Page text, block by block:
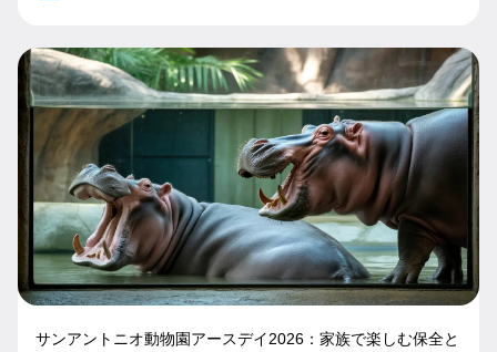
サンアントニオ動物園アースデイ2026：家族で楽しむ保全と